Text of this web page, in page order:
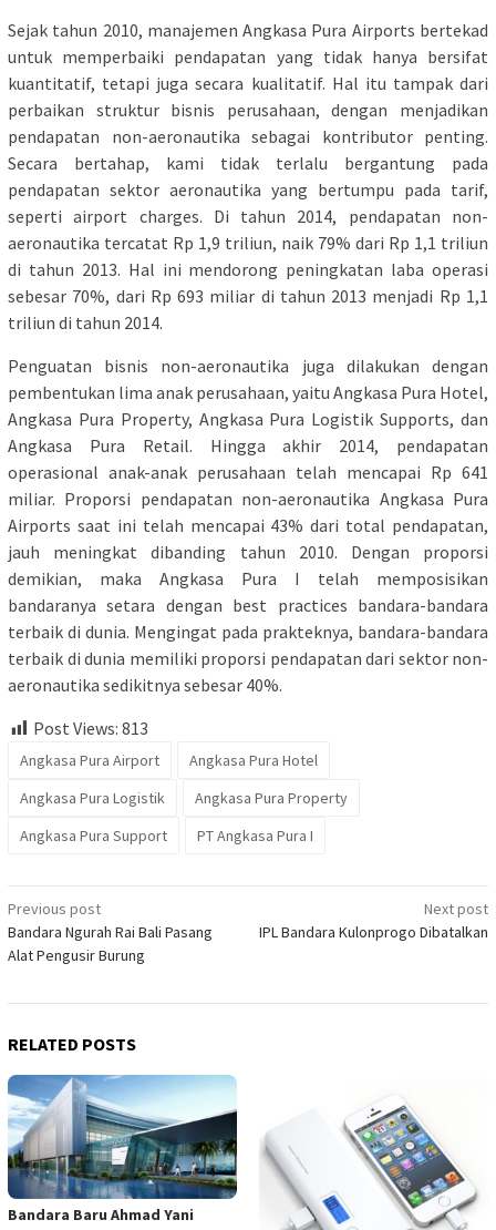
Sejak tahun 2010, manajemen Angkasa Pura Airports bertekad
untuk memperbaiki pendapatan yang tidak hanya bersifat
kuantitatif, tetapi juga secara kualitatif. Hal itu tampak dari
perbaikan struktur bisnis perusahaan, dengan menjadikan
pendapatan non-aeronautika sebagai kontributor penting.
Secara bertahap, kami tidak terlalu bergantung pada
pendapatan sektor aeronautika yang bertumpu pada tarif,
seperti airport charges. Di tahun 2014, pendapatan non-
aeronautika tercatat Rp 1,9 triliun, naik 79% dari Rp 1,1 triliun
di tahun 2013. Hal ini mendorong peningkatan laba operasi
sebesar 70%, dari Rp 693 miliar di tahun 2013 menjadi Rp 1,1
triliun di tahun 2014.
Penguatan bisnis non-aeronautika juga dilakukan dengan
pembentukan lima anak perusahaan, yaitu Angkasa Pura Hotel,
Angkasa Pura Property, Angkasa Pura Logistik Supports, dan
Angkasa Pura Retail. Hingga akhir 2014, pendapatan
operasional anak-anak perusahaan telah mencapai Rp 641
miliar. Proporsi pendapatan non-aeronautika Angkasa Pura
Airports saat ini telah mencapai 43% dari total pendapatan,
jauh meningkat dibanding tahun 2010. Dengan proporsi
demikian, maka Angkasa Pura I telah memposisikan
bandaranya setara dengan best practices bandara-bandara
terbaik di dunia. Mengingat pada prakteknya, bandara-bandara
terbaik di dunia memiliki proporsi pendapatan dari sektor non-
aeronautika sedikitnya sebesar 40%.
Post Views: 813
Angkasa Pura Airport
Angkasa Pura Hotel
Angkasa Pura Logistik
Angkasa Pura Property
Angkasa Pura Support
PT Angkasa Pura I
Post
navigation
Previous post
Bandara Ngurah Rai Bali Pasang
Alat Pengusir Burung
Next post
IPL Bandara Kulonprogo Dibatalkan
RELATED POSTS
Bandara Baru Ahmad Yani